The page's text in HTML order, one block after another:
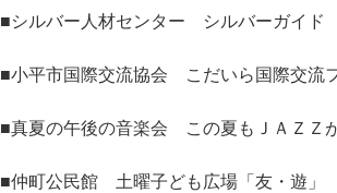
■シルバー人材センター シルバーガイド
■小平市国際交流協会 こだいら国際交流
■真夏の午後の音楽会 この夏もＪＡＺＺ
■仲町公民館 土曜子ども広場「友・遊」